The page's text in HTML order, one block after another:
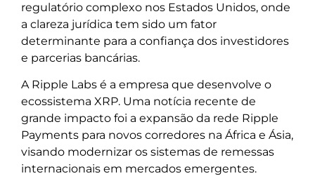
regulatório complexo nos Estados Unidos, onde
a clareza jurídica tem sido um fator
determinante para a confiança dos investidores
e parcerias bancárias.
A Ripple Labs é a empresa que desenvolve o
ecossistema XRP. Uma notícia recente de
grande impacto foi a expansão da rede Ripple
Payments para novos corredores na África e Ásia,
visando modernizar os sistemas de remessas
internacionais em mercados emergentes.